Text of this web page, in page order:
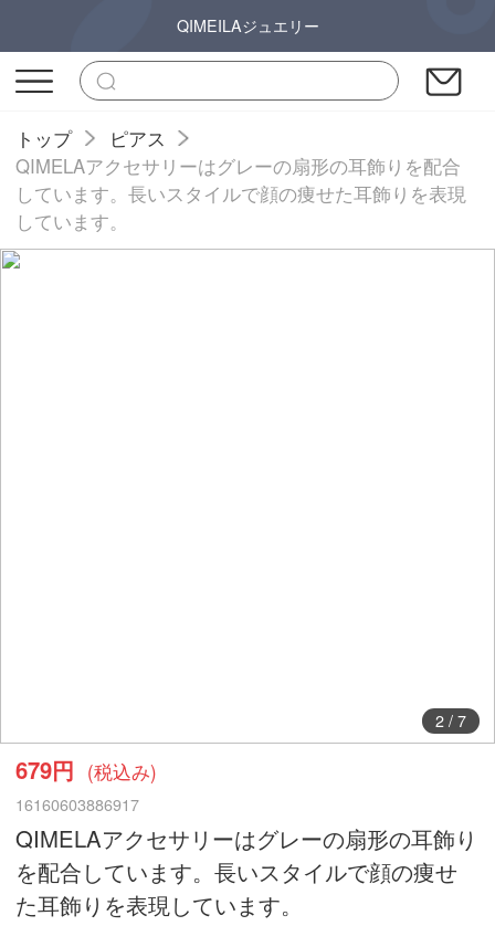
QIMEILAジュエリー
トップ
ピアス
QIMELAアクセサリーはグレーの扇形の耳飾りを配合
しています。長いスタイルで顔の痩せた耳飾りを表現
しています。
3/ 7
679円 (税込み)
16160603886917
QIMELAアクセサリーはグレーの扇形の耳飾り
を配合しています。長いスタイルで顔の痩せ
た耳飾りを表現しています。